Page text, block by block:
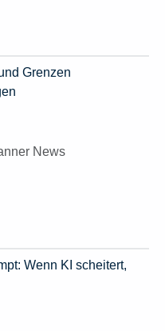
Grenzen
Wenn KI scheitert,